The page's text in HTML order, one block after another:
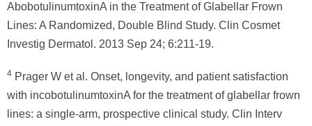
AbobotulinumtoxinA in the Treatment of Glabellar Frown
Lines: A Randomized, Double Blind Study. Clin Cosmet
Investig Dermatol. 2013 Sep 24; 6:211-19.
4 Prager W et al. Onset, longevity, and patient satisfaction
with incobotulinumtoxinA for the treatment of glabellar frown
lines: a single-arm, prospective clinical study. Clin Interv